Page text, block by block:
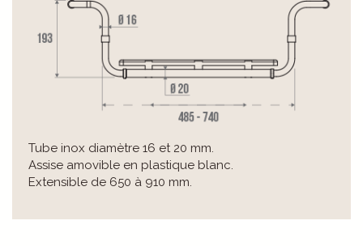
Tube inox diamètre 16 et 20 mm.
Assise amovible en plastique blanc.
Extensible de 650 à 910 mm.